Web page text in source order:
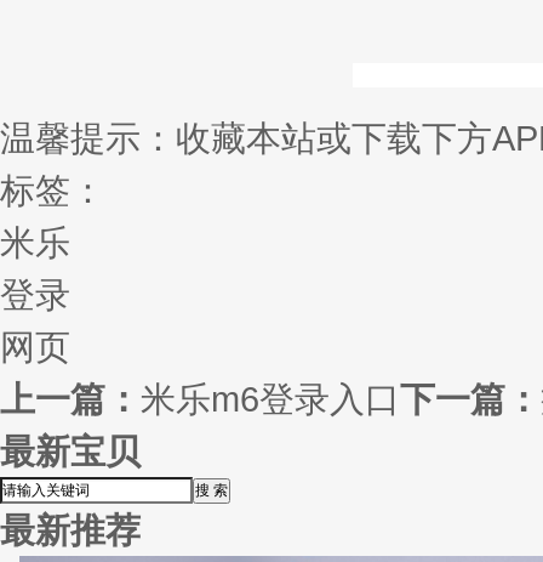
温馨提示：收藏本站或下载下方
标签：
米乐
登录
网页
上一篇： 米乐m6登录入口下一篇：
最新宝贝
最新推荐